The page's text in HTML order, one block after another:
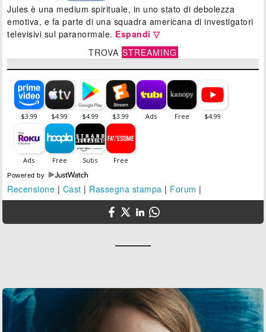
Jules è una medium spirituale, in uno stato di debolezza
emotiva, e fa parte di una squadra americana di investigatori
televisivi sul paranormale. Espandi ▽
TROVA STREAMING
Powered by
Recensione | Cast | Rassegna stampa | Forum |